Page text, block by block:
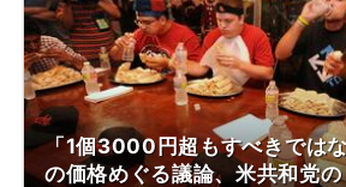
「1個3000円超もすべきでは
の価格めぐる議論、米共和党